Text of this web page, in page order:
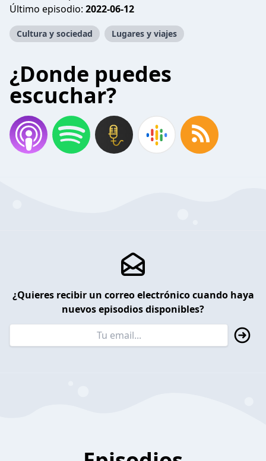
Último episodio: 2022-06-12
Cultura y sociedad Lugares y viajes
¿Donde puedes
escuchar?
¿Quieres recibir un correo electrónico cuando haya
nuevos episodios disponibles?